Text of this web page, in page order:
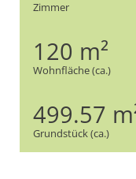
Zimmer
120 m²
Wohnfläche (ca.)
499.57
Grundstück (ca.)